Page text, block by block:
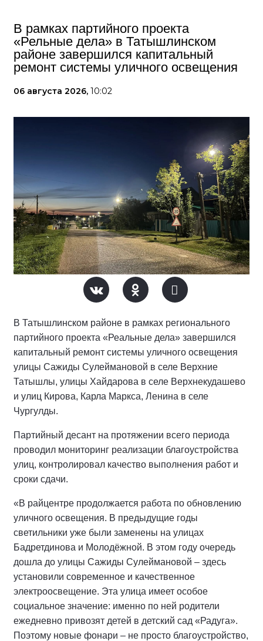
В рамках партийного проекта
«Рельные дела» в Татышлинском
районе завершился капитальный
ремонт системы уличного освещения
06 августа 2026, 10:02
В Татышлинском районе в рамках регионального
партийного проекта «Реальные дела» завершился
капитальный ремонт системы уличного освещения
улицы Сажиды Сулеймановой в селе Верхние
Татышлы, улицы Хайдарова в селе Верхнекудашево
и улиц Кирова, Карла Маркса, Ленина в селе
Чургулды.
Партийный десант на протяжении всего периода
проводил мониторинг реализации благоустройства
улиц, контролировал качество выполнения работ и
сроки сдачи.
«В райцентре продолжается работа по обновлению
уличного освещения. В предыдущие годы
светильники уже были заменены на улицах
Бадретдинова и Молодёжной. В этом году очередь
дошла до улицы Сажиды Сулеймановой – здесь
установили современное и качественное
электроосвещение. Эта улица имеет особое
социальное значение: именно по ней родители
ежедневно привозят детей в детский сад «Радуга».
Поэтому новые фонари – не просто благоустройство,